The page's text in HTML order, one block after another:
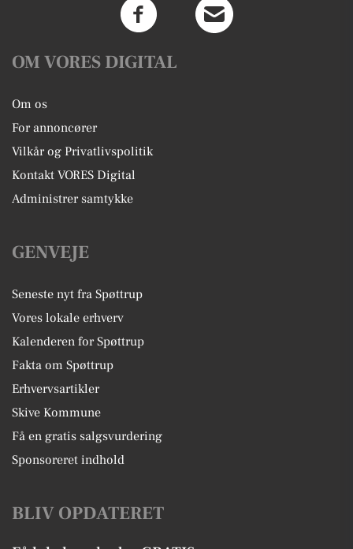
OM VORES DIGITAL
Om os
For annoncører
Vilkår og Privatlivspolitik
Kontakt VORES Digital
Administrer samtykke
GENVEJE
Seneste nyt fra Spøttrup
Vores lokale erhverv
Kalenderen for Spøttrup
Fakta om Spøttrup
Erhvervsartikler
Skive Kommune
Få en gratis salgsvurdering
Sponsoreret indhold
BLIV OPDATERET